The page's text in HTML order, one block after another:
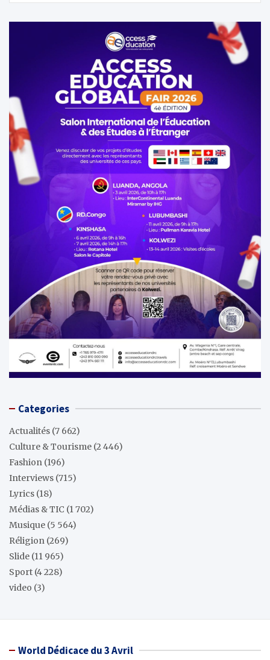
Categories
Actualités (7 662)
Culture & Tourisme (2 446)
Fashion (196)
Interviews (715)
Lyrics (18)
Médias & TIC (1 702)
Musique (5 564)
Réligion (269)
Slide (11 965)
Sport (4 228)
video (3)
World Dédicace du 3 Avril